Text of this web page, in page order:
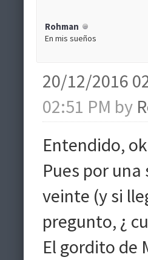
Rohman
En mis sueños
20/12/2016
02:51 PM by
Entendido,
Pues por
veinte (y si
pregunto, ¿
El gordito de